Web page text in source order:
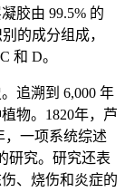
胶由 99.5% 的
的成分组成，
和 D。
追溯到 6,000 年
物。1820年，芦
，一项系统综述
研究。研究还表
、烧伤和炎症的